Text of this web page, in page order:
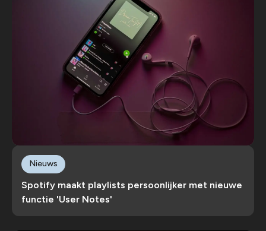
Spotify maakt playlists persoonlijker met nieuwe
functie 'User Notes'
Nieuws